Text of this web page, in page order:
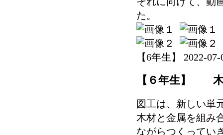
た。
【6年生】 2022-
【６年生】 木
図工は、新しい単
木材と金属を組み
ながらつくってい